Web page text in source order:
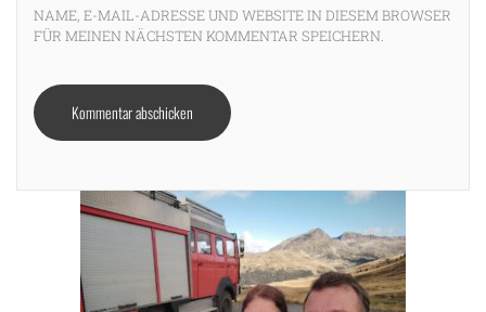
NAME, E-MAIL-ADRESSE UND WEBSITE IN DIESEM BROWSER
FÜR MEINEN NÄCHSTEN KOMMENTAR SPEICHERN.